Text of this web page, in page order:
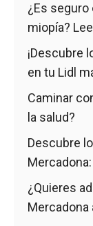
¿Es
miopía?
¡Descubre
en tu Lidl
Caminar
la salud?
Descubre
¿Quieres
Mercadona